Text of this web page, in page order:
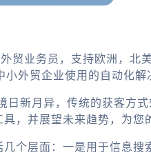
贸业务员，支持欧洲，北
外贸企业使用的自动化解
新月异，传统的获客方
，并展望未来趋势，为您
个层面：一是用于信息搜